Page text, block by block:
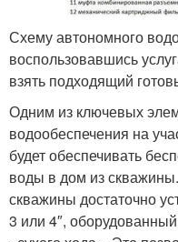
Схему автономного
воспользовавшись
взять подходящий
Одним из ключевых
водообеспечения на
будет обеспечивать
воды в дом из
скважины достаточно
3 или 4″,